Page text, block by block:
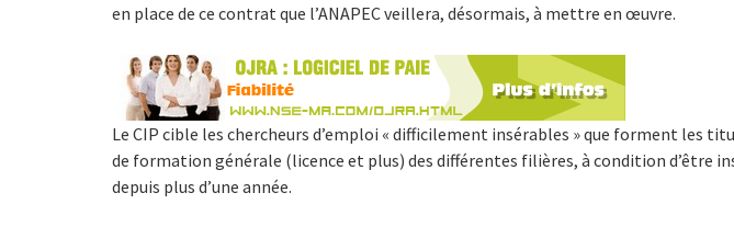
en place de ce contrat que l’ANAPEC veillera, désormais, à mettre en œuvre.
Le CIP cible les chercheurs d’emploi « difficilement insérables » que forment les
de formation générale (licence et plus) des différentes filières, à condition d’être
depuis plus d’une année.